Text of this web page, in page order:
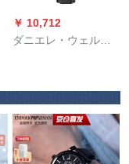
￥ 10,712
ダニエレ・ウェルリ
文字盤です。金色侧
时计です。